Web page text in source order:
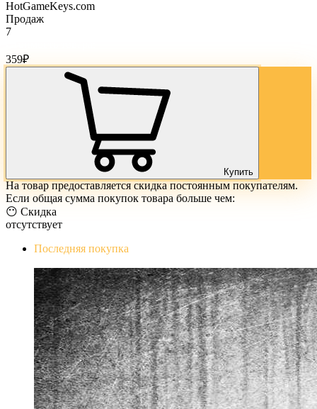
HotGameKeys.com
Продаж
7
359₽
Купить
На товар предоставляется скидка постоянным покупателям.
Если общая сумма покупок товара больше чем:
😶 Скидка
отсутствует
Последняя покупка